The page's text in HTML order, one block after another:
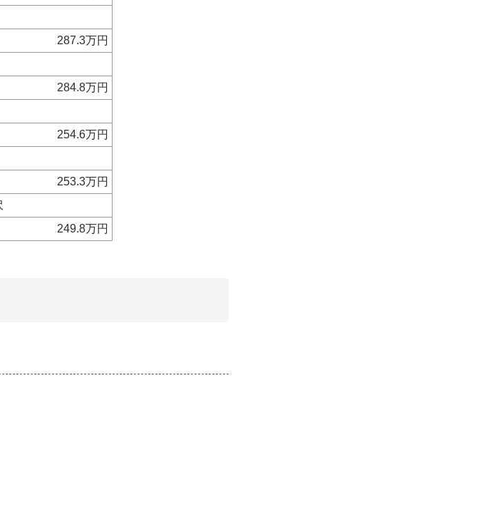
287.3万円
284.8万円
254.6万円
253.3万円
249.8万円